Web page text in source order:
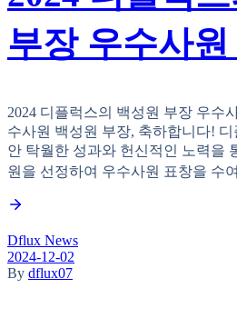
부장 우수사원
2024 디플럭스의 백성원 부장 우수
수사원 백성원 부장, 축하합니다!
안 탁월한 성과와 헌신적인 노력을
원을 선정하여 우수사원 표창을 수
Dflux News
2024-12-02
By dflux07